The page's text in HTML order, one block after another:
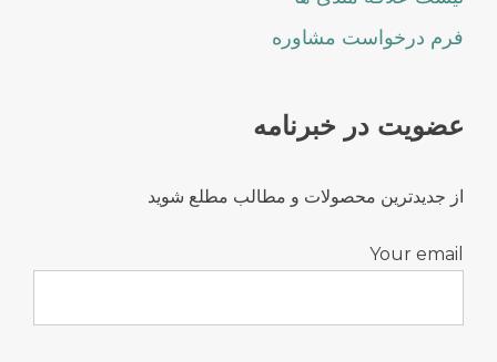
فرم درخواست مشاوره
عضویت در خبرنامه
از جدیدترین محصولات و مطالب مطلع شوید
Your email